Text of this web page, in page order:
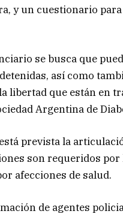
y un cuestionario
se busca que
así como
libertad que están en
Argentina de
prevista la
son requeridos por
afecciones de salud.
de agentes